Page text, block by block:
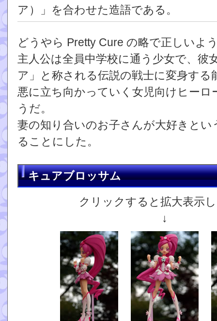
ア）」を合わせた造語である。
どうやら Pretty Cure の略で正しいよ
主人公は全員中学校に通う少女で、彼
ア」と称される伝説の戦士に変身する
悪に立ち向かっていく女児向けヒーロ
うだ。
妻の知り合いのお子さんが大好きと
ることにした。
キュアブロッサム
クリックすると拡大表示
↓